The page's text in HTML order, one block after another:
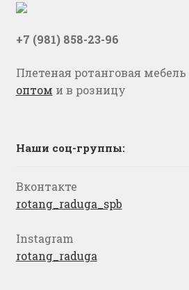
+7 (981) 858-23-96
Плетеная ротанговая
оптом и в розницу
Наши соц-группы:
Вконтакте
rotang_raduga_spb
Instagram
rotang_raduga